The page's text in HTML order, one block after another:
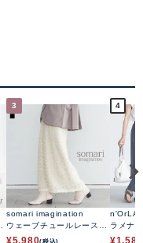
3
somari imagination
ウェーブチュールレースス
カート
¥5,980(税込)
4
ラメナ
¥1,584